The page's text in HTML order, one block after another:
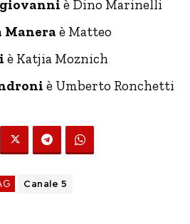
è Dino Marinelli
Manera è Matteo
è Katjia Moznich
è Umberto Ronchetti
Canale 5